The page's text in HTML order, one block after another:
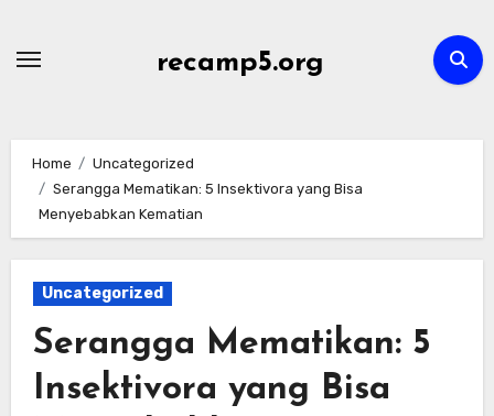
recamp5.org
Home
Uncategorized
Serangga Mematikan: 5 Insektivora yang Bisa
Menyebabkan Kematian
Uncategorized
Serangga Mematikan: 5
Insektivora yang Bisa